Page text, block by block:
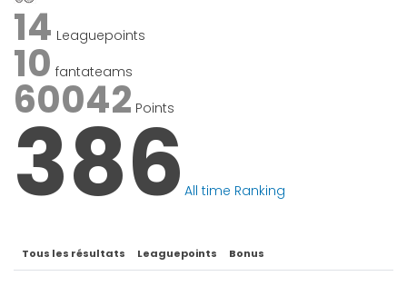
14 Leaguepoints
10 fantateams
60042 Points
386 All time Ranking
Tous les résultats Leaguepoints Bonus